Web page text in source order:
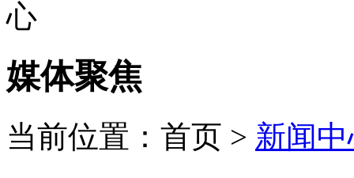
媒体聚焦
当前位置： 首页 > 新闻